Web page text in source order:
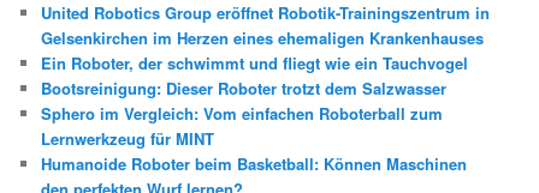
n
United Robotics Group eröffnet Robotik-Trainingszentrum in
Gelsenkirchen im Herzen eines ehemaligen Krankenhauses
Ein Roboter, der schwimmt und fliegt wie ein Tauchvogel
Bootsreinigung: Dieser Roboter trotzt dem Salzwasser
Sphero im Vergleich: Vom einfachen Roboterball zum
Lernwerkzeug für MINT
Humanoide Roboter beim Basketball: Können Maschinen